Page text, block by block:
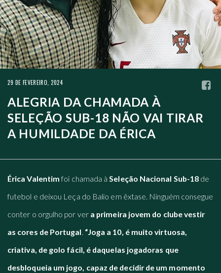
29 DE FEVEREIRO, 2024
ALEGRIA DA CHAMADA À
SELEÇÃO SUB-18 NÃO VAI TIRAR
A HUMILDADE DA ÉRICA
Érica Valentim foi chamada àSeleção Nacional Sub-18 de
futebol e deixou Leça do Balio em êxtase. Ninguém consegue
conter o orgulho por ver a primeira jovem do clube vestir
as cores de Portugal. “Joga a 10, é muito virtuosa,
criativa, de golo fácil, é daquelas jogadoras que
desbloqueia um jogo, capaz de decidir de um momento